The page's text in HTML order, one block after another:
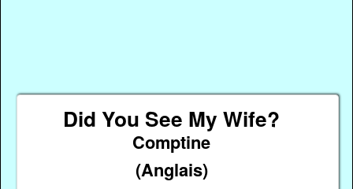
Did You See My Wife?
Comptine
(Anglais)